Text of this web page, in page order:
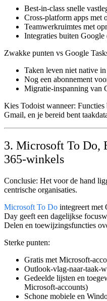
Best-in-class snelle
Cross-platform apps met
Teamwerkruimtes met
Integraties buiten
Zwakke punten vs Google
Taken leven niet native
Nog een abonnement
Migratie-inspanning van
Kies Todoist wanneer: Functies
Gmail, en je bereid bent
3. Microsoft To Do,
365-winkels
Conclusie: Het voor de hand
centrische organisaties.
Microsoft To Do integreert met
Day geeft een dagelijkse
Delen en toewijzingsfuncties
Sterke punten:
Gratis met Microsoft-
Outlook-vlag-naar-taak-
Gedeelde lijsten en
Microsoft-accounts)
Schone mobiele en